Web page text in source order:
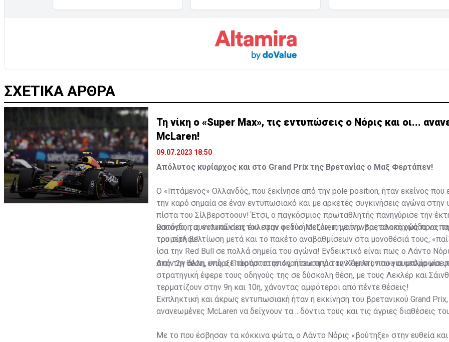
ΣΧΕΤΙΚΑ ΑΡΘΡΑ
Τη νίκη ο «Super Max», τις εντυπώσεις ο Νόρις και οι...
McLaren!
09.07.2023 18:50
Απόλυτος κυρίαρχος και στο Grand Prix της Βρετανίας ο Μαξ Φερτάπεν!
Ο «Ιπτάμενος» Ολλανδός, που ξεκίνησε από την pole position, ήταν εκείνος που
την καρό σημαία σε έναν εντυπωσιακό και με αρκετές συγκινήσεις αγώνα στην
πίστα του Σίλβερστοουν! Έτσι, ο παγκόσμιος πρωταθλητής πανηγύρισε την
και όγδοη συνολικά νίκη του στην φετινή σεζόν, πηγαίνοντας ολοταχώς προς
του τίτλου!
Ωστόσο, τις εντυπώσεις έκλεψαν οι δύο McLaren, με την βρετανική ομάδα να
τρομερή βελτίωση μετά και το πακέτο αναβαθμίσεων στα μονοθέσιά τους,
ίσα την Red Bull σε πολλά σημεία του αγώνα! Ενδεικτικό είναι πως ο Λάντο
στην 2η θέση, ενώ ο Πιάστρι στην 4η, πίσω από τον Χάμιλτον που συμπλήρωσε
Από την άλλη, υπήρξε τεράστια απογοήτευση για την Ferrari, που για ακόμα μία
στρατηγική έφερε τους οδηγούς της σε δύσκολη θέση, με τους Λεκλέρ και
τερματίζουν στην 9η και 10η, χάνοντας αμφότεροι από πέντε θέσεις!
Εκπληκτική και άκρως εντυπωσιακή ήταν η εκκίνηση του βρετανικού Grand Prix,
ανανεωμένες McLaren να δείχνουν τα… δόντια τους και τις άγριες διαθέσεις
Με το που έσβησαν τα κόκκινα φώτα, ο Λάντο Νόρις «βούτηξε» στην ευθεία